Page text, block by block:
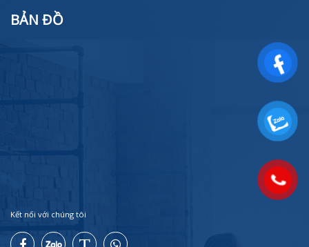
BẢN ĐỒ
Kết nối với chúng tôi